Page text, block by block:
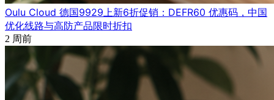
Oulu Cloud 德国9929上新6折促销：DEFR60 优惠码，中国
优化线路与高防产品限时折扣
2 周前